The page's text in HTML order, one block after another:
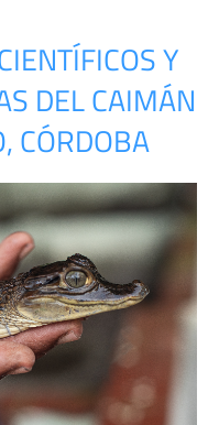
Y
DEL CAIMÁN
CÓRDOBA